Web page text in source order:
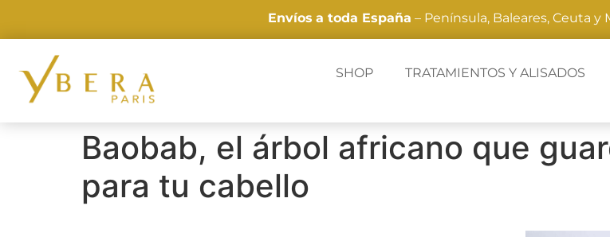
Envíos a toda España – Península, Baleares, Ceuta y
SHOP TRATAMIENTOS Y ALISADOS
Baobab, el árbol africano que
para tu cabello